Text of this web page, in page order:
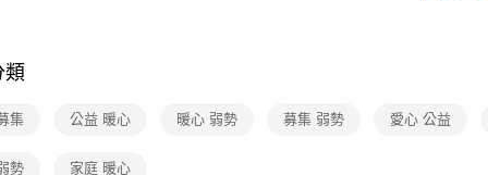
類
集 公益 暖心 暖心 弱勢 募集 弱勢 愛心 公益
勢 家庭 暖心